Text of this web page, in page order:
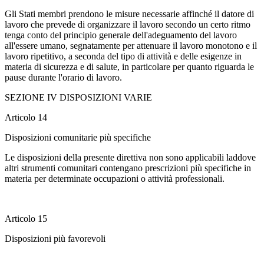
Gli Stati membri prendono le misure necessarie affinché il datore di
lavoro che prevede di organizzare il lavoro secondo un certo ritmo
tenga conto del principio generale dell'adeguamento del lavoro
all'essere umano, segnatamente per attenuare il lavoro monotono e il
lavoro ripetitivo, a seconda del tipo di attività e delle esigenze in
materia di sicurezza e di salute, in particolare per quanto riguarda le
pause durante l'orario di lavoro.
SEZIONE IV DISPOSIZIONI VARIE
Articolo 14
Disposizioni comunitarie più specifiche
Le disposizioni della presente direttiva non sono applicabili laddove
altri strumenti comunitari contengano prescrizioni più specifiche in
materia per determinate occupazioni o attività professionali.
Articolo 15
Disposizioni più favorevoli